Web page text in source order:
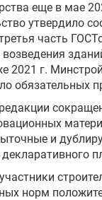
еще в мае
утвердило
часть
2021 г.
обязательных
и
норм